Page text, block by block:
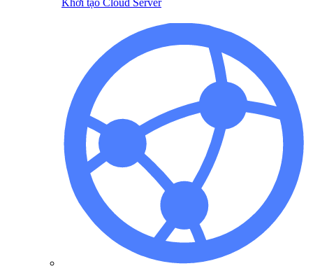
Khởi tạo Cloud Server